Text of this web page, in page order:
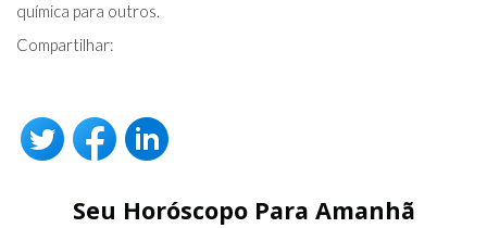
química para outros.
Compartilhar:
Seu Horóscopo Para Amanhã